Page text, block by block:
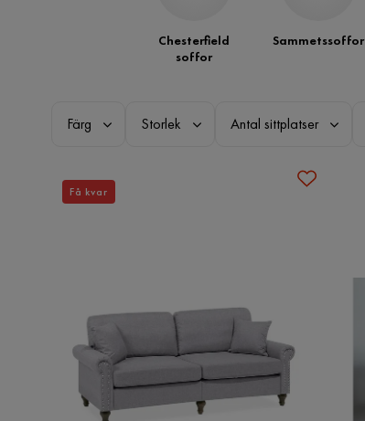
Chesterfield
soffor
Sammetssoffor
Färg Storlek Antal sittplatser
Få kvar